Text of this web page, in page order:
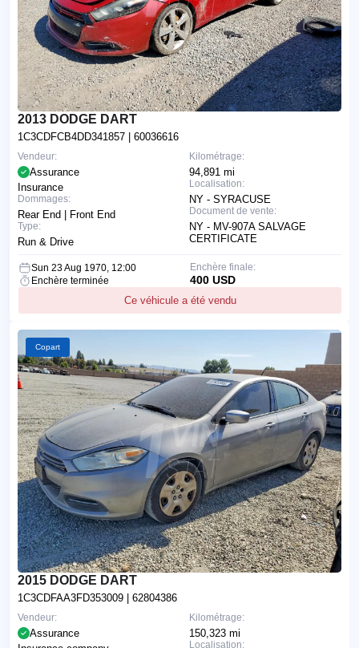
2013 DODGE DART
1C3CDFCB4DD341857 | 60036616
Kilométrage:
94,891 mi
Localisation:
NY - SYRACUSE
Document de vente:
NY - MV-907A SALVAGE
CERTIFICATE
Vendeur:
Assurance
Insurance
Dommages:
Rear End | Front End
Type:
Run & Drive
Sun 23 Aug 1970, 12:00
Enchère terminée
Ce véhicule a été vendu
Enchère finale:
400 USD
Copart
2015 DODGE DART
1C3CDFAA3FD353009 | 62804386
Kilométrage:
150,323 mi
Localisation:
Vendeur:
Assurance